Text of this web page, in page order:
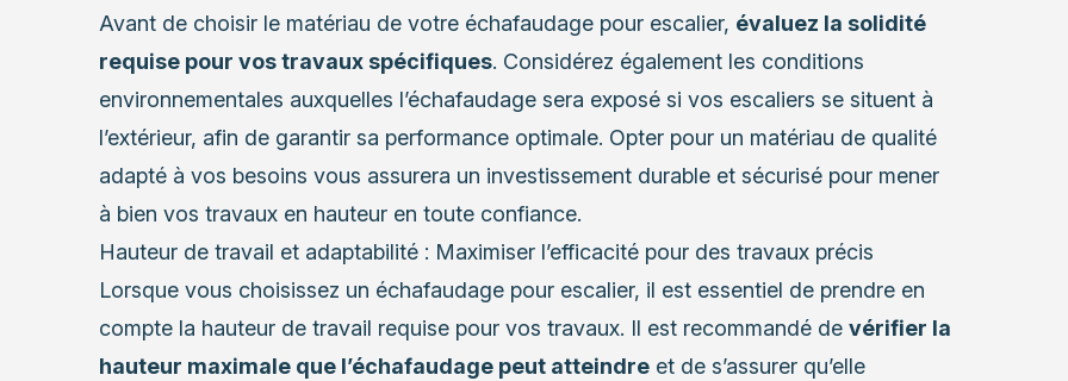
Avant de choisir le matériau de votre échafaudage pour escalier, évaluez la solidité
requise pour vos travaux spécifiques. Considérez également les conditions
environnementales auxquelles l’échafaudage sera exposé si vos escaliers se situent à
l’extérieur, afin de garantir sa performance optimale. Opter pour un matériau de qualité
adapté à vos besoins vous assurera un investissement durable et sécurisé pour mener
à bien vos travaux en hauteur en toute confiance.
Hauteur de travail et adaptabilité : Maximiser l’efficacité pour des travaux précis
Lorsque vous choisissez un échafaudage pour escalier, il est essentiel de prendre en
compte la hauteur de travail requise pour vos travaux. Il est recommandé de vérifier la
hauteur maximale que l’échafaudage peut atteindreet de s’assurer qu’elle